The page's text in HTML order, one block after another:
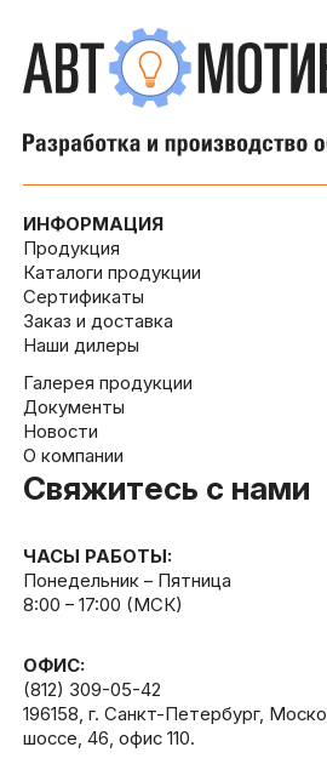
ИНФОРМАЦИЯ
Продукция
Каталоги продукции
Сертификаты
Заказ и доставка
Наши дилеры
Галерея продукции
Документы
Новости
О компании
Свяжитесь с нами
ЧАСЫ РАБОТЫ:
Понедельник – Пятница
8:00 – 17:00 (МСК)
ОФИС:
(812) 309-05-42
196158, г. Санкт-Петербург,
шоссе, 46, офис 110.